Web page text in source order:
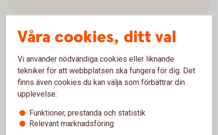
Aktivera kort
Du som har internetbank aktiverar nya kort i
internetbanken eller appen.
Logga in och välj “Kort” i huvudmenyn
Välj det kortavtal kortet är kopplat till
Våra cookies, ditt val
Vi använder nödvändiga cookies eller liknande
tekniker för att webbplatsen ska fungera för dig. Det
finns även cookies du kan välja som förbättrar din
upplevelse:
Funktioner, prestanda och statistik
Relevant marknadsföring